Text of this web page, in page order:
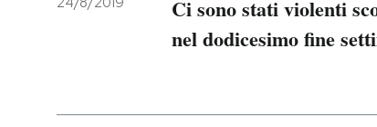
Ci sono stati violenti
nel dodicesimo fine